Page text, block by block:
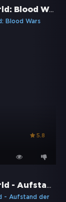
Underworld: Blood Wars
5.8
Underworld - Aufstand der Lykaner